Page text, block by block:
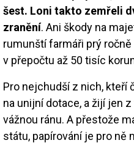
šest. Loni takto zemřeli
zranění. Ani škody na
rumunští farmáři prý
v přepočtu až 50 tisíc
Pro nejchudší z nich, kteří
na unijní dotace, a žijí jen
vážnou ránu. A přestože
státu, papírování je pro ně